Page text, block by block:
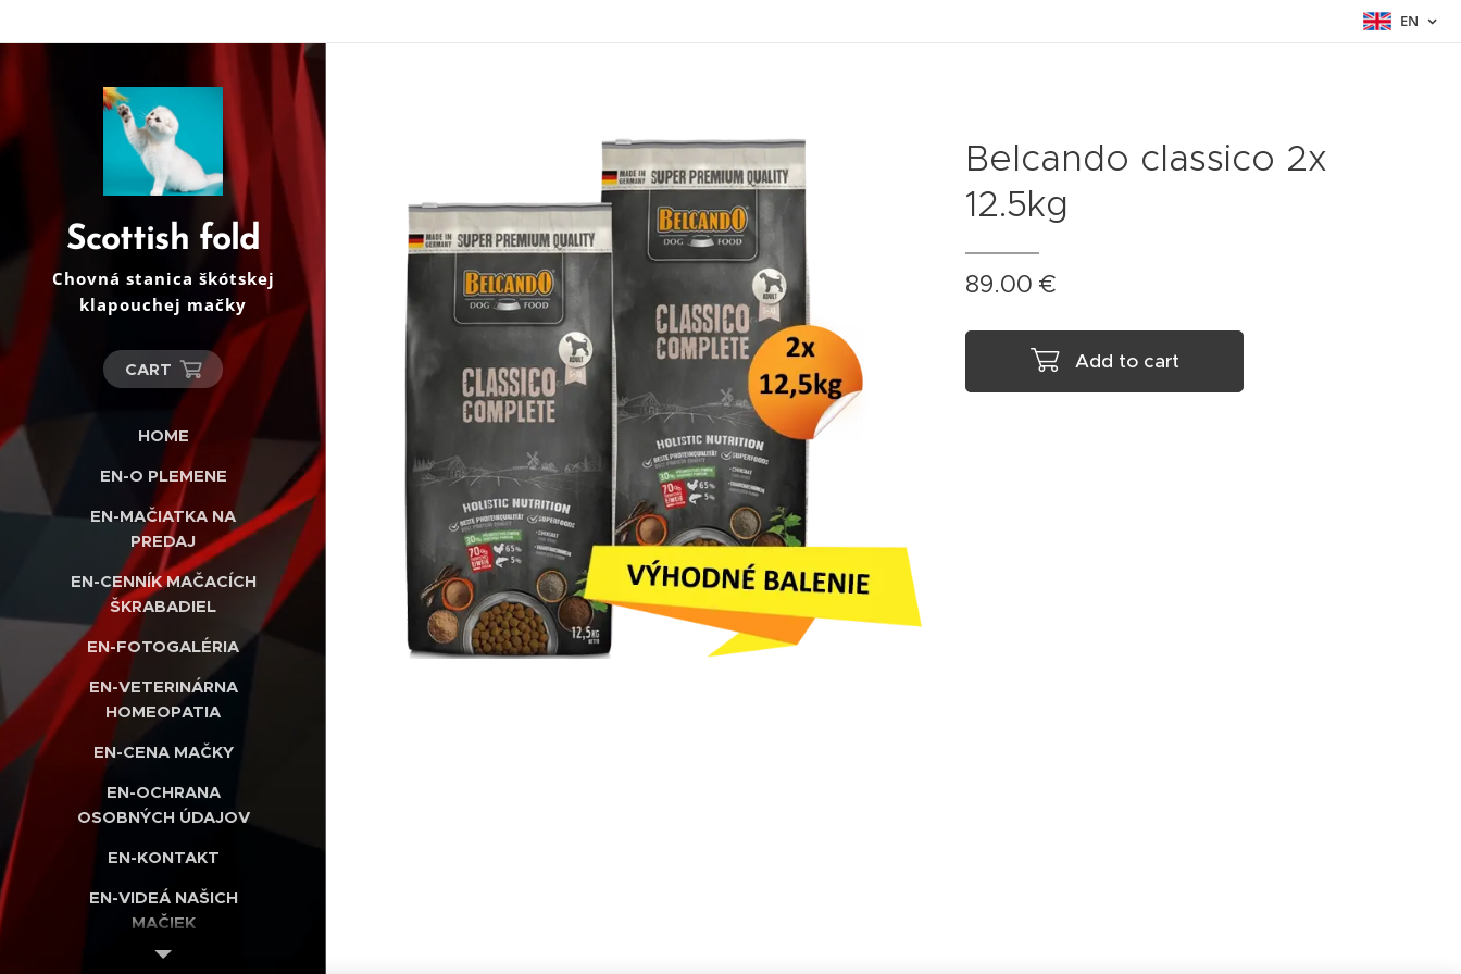
EN
Scottish fold
Chovná stanica škótskej
klapouchej mačky
CART
HOME
EN-O PLEMENE
EN-MAČIATKA NA
PREDAJ
EN-CENNÍK MAČACÍCH
ŠKRABADIEL
EN-FOTOGALÉRIA
EN-VETERINÁRNA
HOMEOPATIA
EN-CENA MAČKY
EN-OCHRANA
OSOBNÝCH ÚDAJOV
EN-KONTAKT
EN-VIDEÁ NAŠICH
MAČIEK
EN-INTERNETOVÝ
Belcando classico 2x
12.5kg
89.00 €
Add to cart